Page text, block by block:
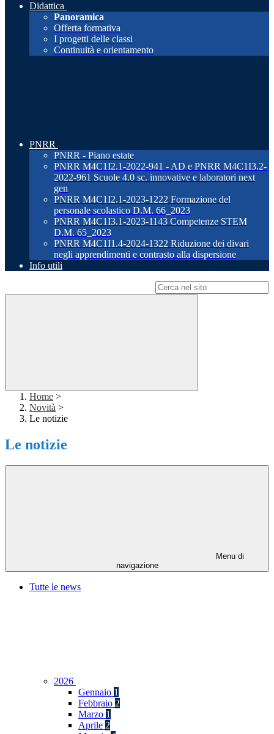
Didattica
Panoramica
Offerta formativa
I progetti delle classi
Continuità e orientamento
PNRR
PNRR - Piano estate
PNRR M4C1I2.1-2022-941 - AD e PNRR M4C1I3.2-
2022-961 Scuole 4.0 sc. innovative e laboratori next
gen
PNRR M4C1I2.1-2023-1222 Formazione del
personale scolastico D.M. 66_2023
PNRR M4C1I3.1-2023-1143 Competenze STEM
D.M. 65_2023
PNRR M4C1I1.4-2024-1322 Riduzione dei divari
negli apprendimenti e contrasto alla dispersione
Info utili
Home >
Novità >
Le notizie
Le notizie
Menu di
navigazione
Tutte le news
2026
Gennaio 1
Febbraio 2
Marzo 1
Aprile 2